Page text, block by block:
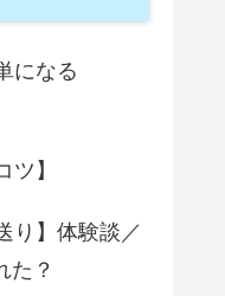
になる
】
り】体験談／
た？